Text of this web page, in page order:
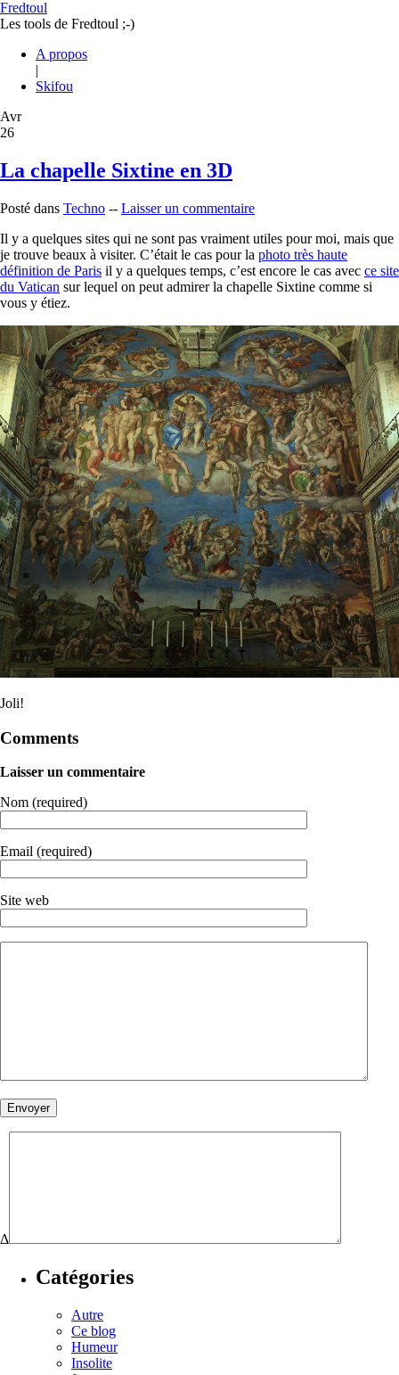
Fredtoul
Les tools de Fredtoul ;-)
A propos
|
Skifou
Avr
26
La chapelle Sixtine en 3D
Posté dans Techno -- Laisser un commentaire
Il y a quelques sites qui ne sont pas vraiment utiles pour moi, mais que
je trouve beaux à visiter. C’était le cas pour la photo très haute
définition de Paris il y a quelques temps, c’est encore le cas avec ce site
du Vatican sur lequel on peut admirer la chapelle Sixtine comme si
vous y étiez.
Joli!
Comments
Laisser un commentaire
Nom (required)
Email (required)
Site web
Δ
Catégories
Autre
Ce blog
Humeur
Insolite